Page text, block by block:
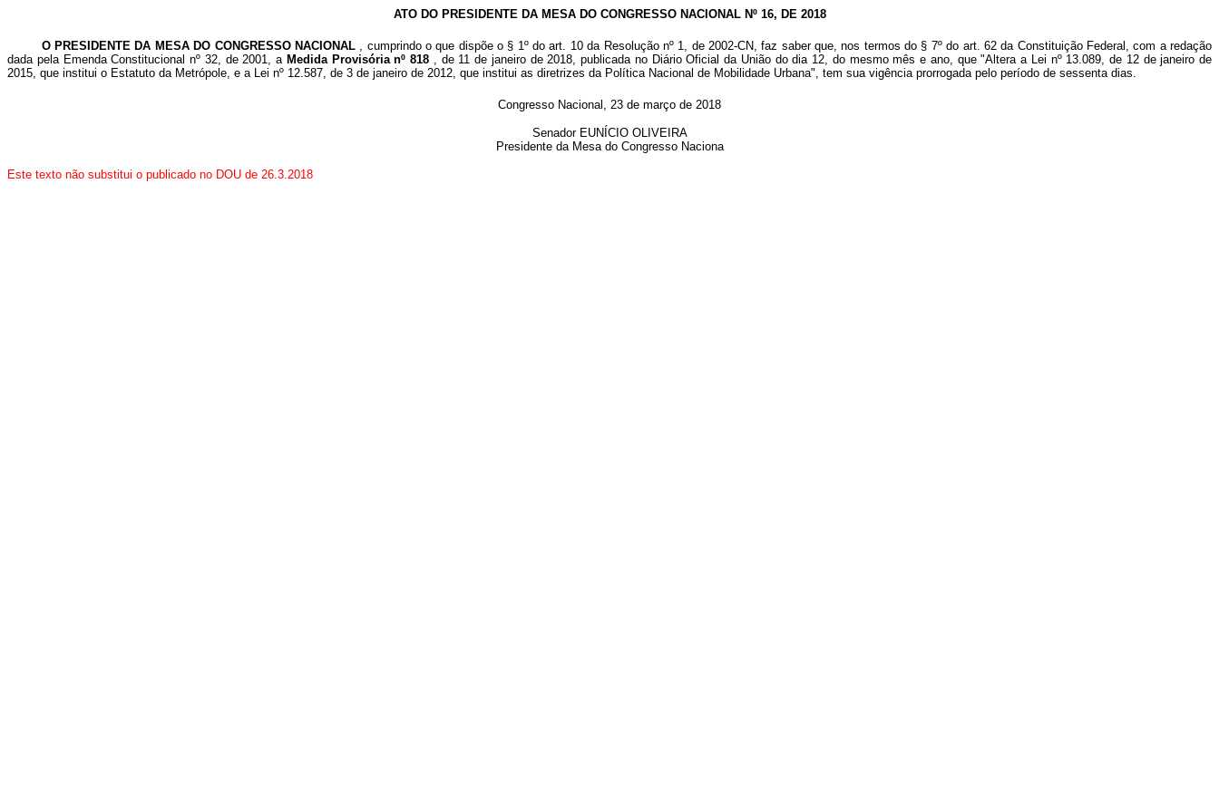
ATO DO PRESIDENTE DA MESA DO CONGRESSO NACIONAL Nº 16, DE 2018
O PRESIDENTE DA MESA DO CONGRESSO NACIONAL , cumprindo o que dispõe o § 1º do art. 10 da Resolução nº 1, de 2002-CN, faz saber que, nos termos do § 7º do art. 62 da Constituição Federal, com a redação
dada pela Emenda Constitucional nº 32, de 2001, a Medida Provisória nº 818 , de 11 de janeiro de 2018, publicada no Diário Oficial da União do dia 12, do mesmo mês e ano, que "Altera a Lei nº 13.089, de 12 de janeiro de
2015, que institui o Estatuto da Metrópole, e a Lei nº 12.587, de 3 de janeiro de 2012, que institui as diretrizes da Política Nacional de Mobilidade Urbana", tem sua vigência prorrogada pelo período de sessenta dias.
Congresso Nacional, 23 de março de 2018
Senador EUNÍCIO OLIVEIRA
Presidente da Mesa do Congresso Naciona
Este texto não substitui o publicado no DOU de 26.3.2018